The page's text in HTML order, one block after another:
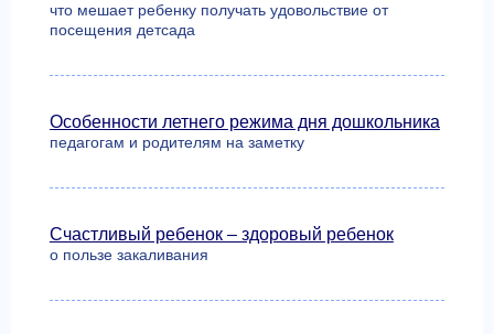
что мешает ребенку получать удовольствие от
посещения детсада
Особенности летнего режима дня дошкольника
педагогам и родителям на заметку
Счастливый ребeнок – здоровый ребенок
о пользе закаливания